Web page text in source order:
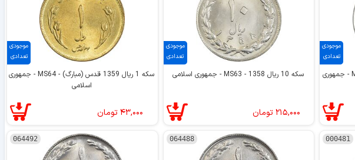
موجودی
تعدادی
سکه 10 ریال 1362 پشت بسته - MS63 - جمهوری
موجودی
تعدادی
سکه 10 ریال 1358 - MS63 - جمهوری اسلامی
۲۱۵,۰۰۰تومان
موجودی
تعدادی
سکه 1 ریال 1359 قدس (مبارگ) - MS64 - جمهوری
اسلامی
۴۳,۰۰۰ تومان
000481
064488
064492